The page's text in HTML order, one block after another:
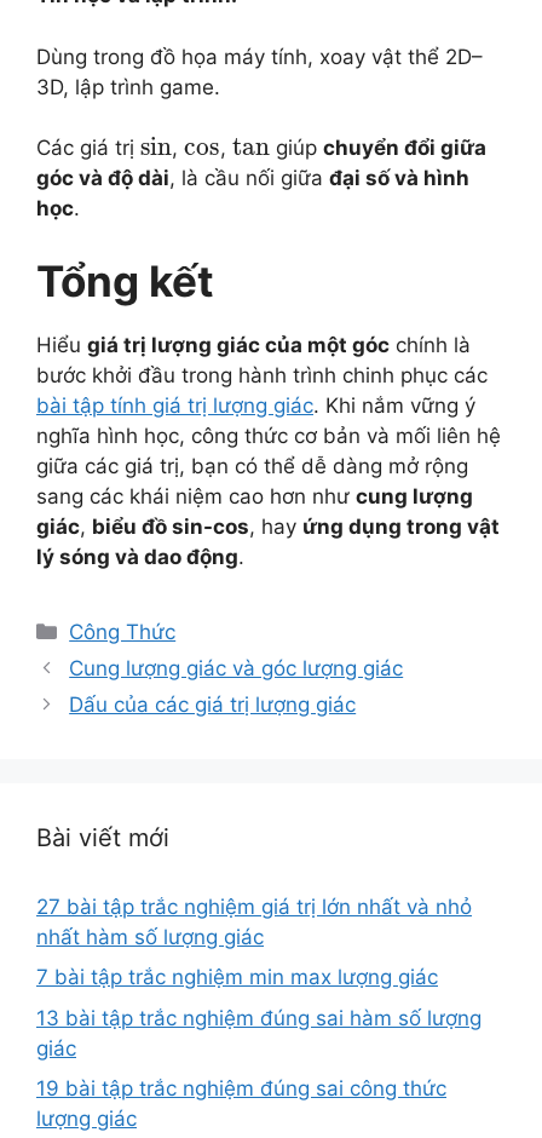
Dùng trong đồ họa máy tính, xoay vật thể 2D–
3D, lập trình game.
Các giá trị sin,cos, tangiúp chuyển đổi giữa
góc và độ dài, là cầu nối giữa đại số và hình
học.
Tổng kết
Hiểu giá trị lượng giác của một góc chính là
bước khởi đầu trong hành trình chinh phục các
bài tập tính giá trị lượng giác. Khi nắm vững ý
nghĩa hình học, công thức cơ bản và mối liên hệ
giữa các giá trị, bạn có thể dễ dàng mở rộng
sang các khái niệm cao hơn như cung lượng
giác, biểu đồ sin-cos, hay ứng dụng trong vật
lý sóng và dao động.
Danh
mục
Công Thức
Cung lượng giác và góc lượng giác
Dấu của các giá trị lượng giác
Bài viết mới
27 bài tập trắc nghiệm giá trị lớn nhất và nhỏ
nhất hàm số lượng giác
7 bài tập trắc nghiệm min max lượng giác
13 bài tập trắc nghiệm đúng sai hàm số lượng
giác
19 bài tập trắc nghiệm đúng sai công thức
lượng giác